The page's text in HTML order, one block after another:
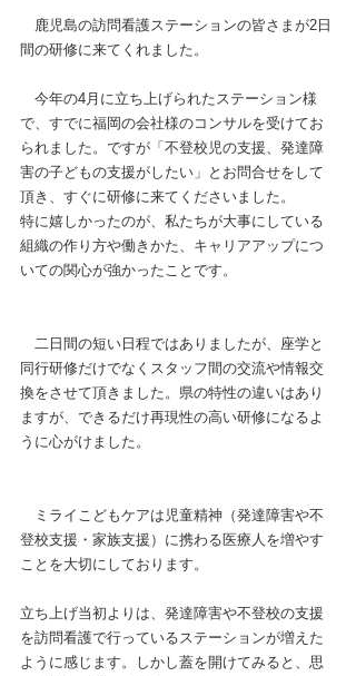
鹿児島の訪問看護ステーションの皆さまが2日
間の研修に来てくれました。
今年の4月に立ち上げられたステーション様
で、すでに福岡の会社様のコンサルを受けてお
られました。ですが「不登校児の支援、発達障
害の子どもの支援がしたい」とお問合せをして
頂き、すぐに研修に来てくださいました。
特に嬉しかったのが、私たちが大事にしている
組織の作り方や働きかた、キャリアアップにつ
いての関心が強かったことです。
二日間の短い日程ではありましたが、座学と
同行研修だけでなくスタッフ間の交流や情報交
換をさせて頂きました。県の特性の違いはあり
ますが、できるだけ再現性の高い研修になるよ
うに心がけました。
ミライこどもケアは児童精神（発達障害や不
登校支援・家族支援）に携わる医療人を増やす
ことを大切にしております。
立ち上げ当初よりは、発達障害や不登校の支援
を訪問看護で行っているステーションが増えた
ように感じます。しかし蓋を開けてみると、思